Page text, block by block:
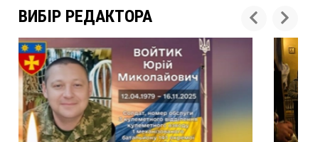
ВИБІР РЕДАКТОРА